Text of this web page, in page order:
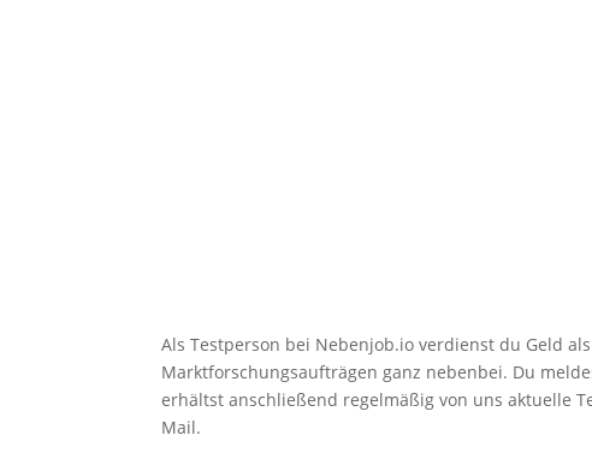
Als Testperson bei Nebenjob.io verdienst du Geld
Marktforschungsaufträgen ganz nebenbei. Du
erhältst anschließend regelmäßig von uns aktuelle
Mail.